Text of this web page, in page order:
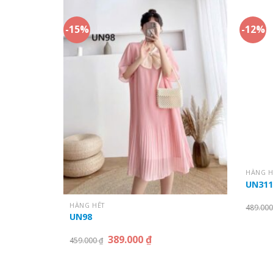
-15%
HÀNG HẾT
UN98
459.000₫ 389.000₫
-12%
HÀNG
UN311